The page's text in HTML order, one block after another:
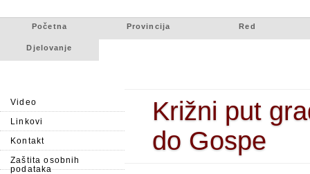
Početna Provincija Red
Djelovanje
Video
Linkovi
Kontakt
Zaštita osobnih
podataka
Križni put
do Gospe